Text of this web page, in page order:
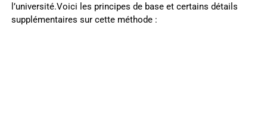
l’université.Voici les principes de base et certains détails
supplémentaires sur cette méthode :